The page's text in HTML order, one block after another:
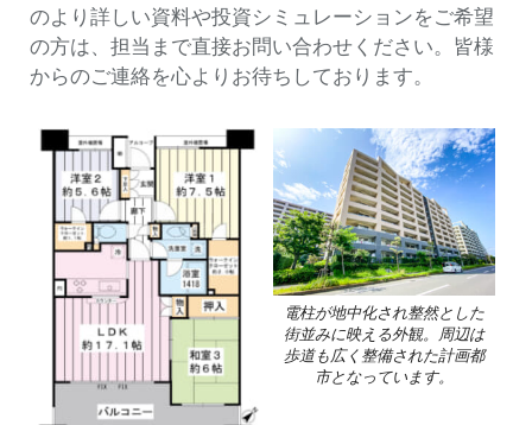
のより詳しい資料や投資シミュレーションをご希望
の方は、担当まで直接お問い合わせください。皆様
からのご連絡を心よりお待ちしております。
電柱が地中化され整然とした
街並みに映える外観。周辺は
歩道も広く整備された計画都
市となっています。